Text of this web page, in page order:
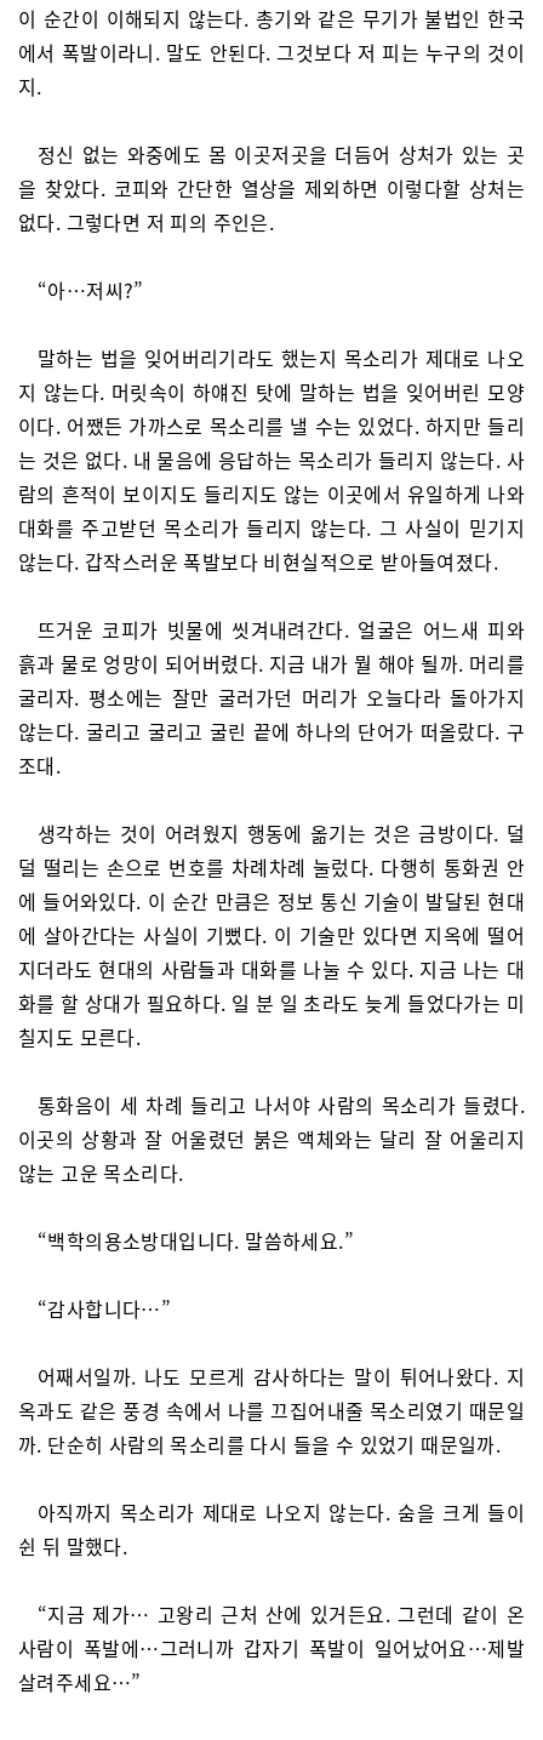
이 순간이 이해되지 않는다. 총기와 같은 무기가 불법인 한국
에서 폭발이라니. 말도 안된다. 그것보다 저 피는 누구의 것이
지.
정신 없는 와중에도 몸 이곳저곳을 더듬어 상처가 있는 곳
을 찾았다. 코피와 간단한 열상을 제외하면 이렇다할 상처는
없다. 그렇다면 저 피의 주인은.
“아…저씨?”
말하는 법을 잊어버리기라도 했는지 목소리가 제대로 나오
지 않는다. 머릿속이 하얘진 탓에 말하는 법을 잊어버린 모양
이다. 어쨌든 가까스로 목소리를 낼 수는 있었다. 하지만 들리
는 것은 없다. 내 물음에 응답하는 목소리가 들리지 않는다. 사
람의 흔적이 보이지도 들리지도 않는 이곳에서 유일하게 나와
대화를 주고받던 목소리가 들리지 않는다. 그 사실이 믿기지
않는다. 갑작스러운 폭발보다 비현실적으로 받아들여졌다.
뜨거운 코피가 빗물에 씻겨내려간다. 얼굴은 어느새 피와
흙과 물로 엉망이 되어버렸다. 지금 내가 뭘 해야 될까. 머리를
굴리자. 평소에는 잘만 굴러가던 머리가 오늘다라 돌아가지
않는다. 굴리고 굴리고 굴린 끝에 하나의 단어가 떠올랐다. 구
조대.
생각하는 것이 어려웠지 행동에 옮기는 것은 금방이다. 덜
덜 떨리는 손으로 번호를 차례차례 눌렀다. 다행히 통화권 안
에 들어와있다. 이 순간 만큼은 정보 통신 기술이 발달된 현대
에 살아간다는 사실이 기뻤다. 이 기술만 있다면 지옥에 떨어
지더라도 현대의 사람들과 대화를 나눌 수 있다. 지금 나는 대
화를 할 상대가 필요하다. 일 분 일 초라도 늦게 들었다가는 미
칠지도 모른다.
통화음이 세 차례 들리고 나서야 사람의 목소리가 들렸다.
이곳의 상황과 잘 어울렸던 붉은 액체와는 달리 잘 어울리지
않는 고운 목소리다.
“백학의용소방대입니다. 말씀하세요.”
“감사합니다…”
어째서일까. 나도 모르게 감사하다는 말이 튀어나왔다. 지
옥과도 같은 풍경 속에서 나를 끄집어내줄 목소리였기 때문일
까. 단순히 사람의 목소리를 다시 들을 수 있었기 때문일까.
아직까지 목소리가 제대로 나오지 않는다. 숨을 크게 들이
쉰 뒤 말했다.
“지금 제가… 고왕리 근처 산에 있거든요. 그런데 같이 온
사람이 폭발에…그러니까 갑자기 폭발이 일어났어요…제발
살려주세요…”